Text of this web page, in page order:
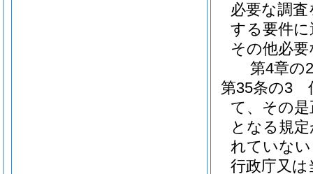
必要な調
する要件
その他必
第4章の2
第35条の3
て、その
となる規
れていな
行政庁又